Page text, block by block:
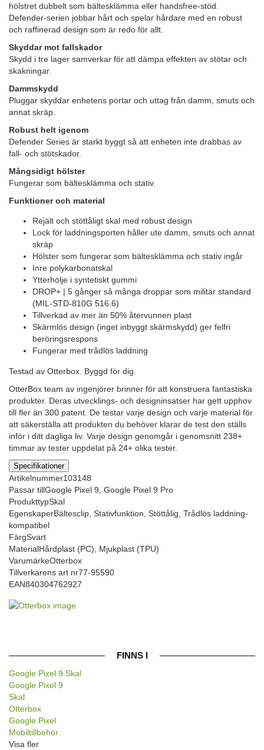
hölstret dubbelt som bältesklämma eller handsfree-stöd.
Defender-serien jobbar hårt och spelar hårdare med en robust
och raffinerad design som är redo för allt.
Skyddar mot fallskador
Skydd i tre lager samverkar för att dämpa effekten av stötar och
skakningar.
Dammskydd
Pluggar skyddar enhetens portar och uttag från damm, smuts och
annat skräp.
Robust helt igenom
Defender Series är starkt byggt så att enheten inte drabbas av
fall- och stötskador.
Mångsidigt hölster
Fungerar som bältesklämma och stativ.
Funktioner och material
Rejält och stöttåligt skal med robust design
Lock för laddningsporten håller ute damm, smuts och annat
skräp
Hölster som fungerar som bältesklämma och stativ ingår
Inre polykarbonatskal
Ytterhölje i syntetiskt gummi
DROP+ | 5 gånger så många droppar som militär standard
(MIL-STD-810G 516.6)
Tillverkad av mer än 50% återvunnen plast
Skärmlös design (inget inbyggt skärmskydd) ger felfri
beröringsrespons
Fungerar med trådlös laddning
Testad av Otterbox. Byggd för dig.
OtterBox team av ingenjörer brinner för att konstruera fantastiska
produkter. Deras utvecklings- och designinsatser har gett upphov
till fler än 300 patent. De testar varje design och varje material för
att säkerställa att produkten du behöver klarar de test den ställs
inför i ditt dagliga liv. Varje design genomgår i genomsnitt 238+
timmar av tester uppdelat på 24+ olika tester.
Specifikationer
Artikelnummer103148
Passar tillGoogle Pixel 9, Google Pixel 9 Pro
ProdukttypSkal
EgenskaperBältesclip, Stativfunktion, Stöttålig, Trådlös laddning-
kompatibel
FärgSvart
MaterialHårdplast (PC), Mjukplast (TPU)
VarumärkeOtterbox
Tillverkarens art nr77-95590
EAN840304762927
FINNS I
Google Pixel 9 Skal
Google Pixel 9
Skal
Otterbox
Google Pixel
Mobiltillbehör
Visa fler